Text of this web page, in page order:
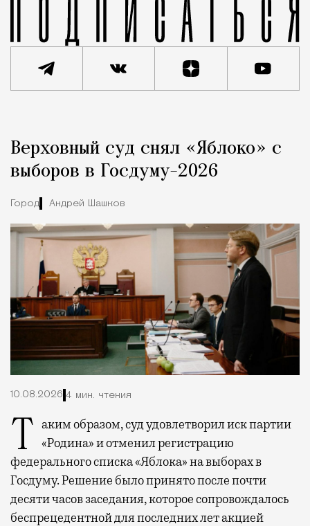
Город
Верховный суд снял «Яблоко» с
выборов в Госдуму-2026
Город Андрей Шашков
10.08.2026 4 мин. чтения
Таким образом, суд удовлетворил иск партии «Родина» и отменил регистрацию
федерального списка «Яблока» на выборах в
Госдуму. Решение было принято после почти
десяти часов заседания, которое сопровождалось
беспрецедентной для последних лет акцией